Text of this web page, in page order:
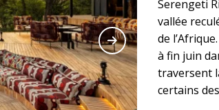
Serengeti
vallée
de
à fin juin
traversent
certains